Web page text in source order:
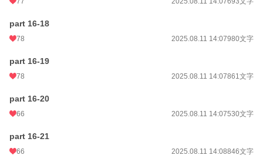
part 16-18
78 2025.08.11 14:07980文字
part 16-19
78 2025.08.11 14:07861文字
part 16-20
66 2025.08.11 14:07530文字
part 16-21
66 2025.08.11 14:08846文字